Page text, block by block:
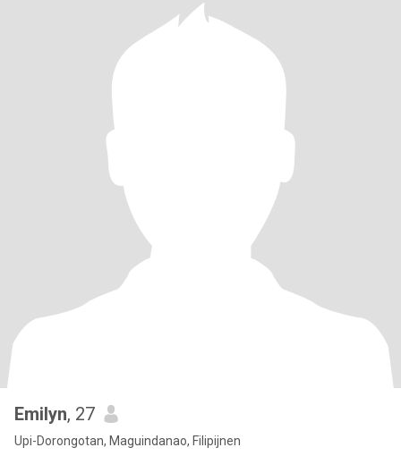
Emilyn, 27
Upi-Dorongotan, Maguindanao, Filipijnen